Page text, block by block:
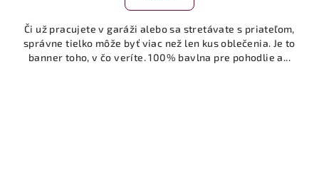
Či už pracujete v garáži alebo sa stretávate s priateľom,
správne tielko môže byť viac než len kus oblečenia. Je to
banner toho, v čo veríte. 100% bavlna pre pohodlie a...